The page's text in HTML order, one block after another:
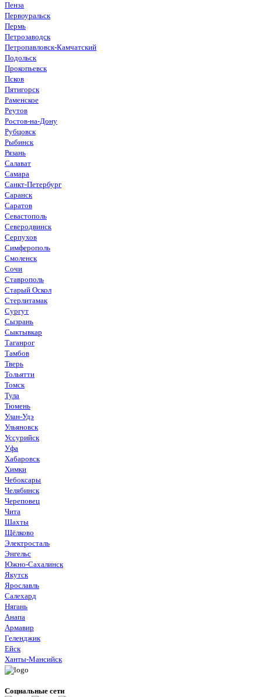
Пенза
Первоуральск
Пермь
Петрозаводск
Петропавловск-Камчатский
Подольск
Прокопьевск
Псков
Пятигорск
Раменское
Реутов
Ростов-на-Дону
Рубцовск
Рыбинск
Рязань
Салават
Самара
Санкт-Петербург
Саранск
Саратов
Севастополь
Северодвинск
Серпухов
Симферополь
Смоленск
Сочи
Ставрополь
Старый Оскол
Стерлитамак
Сургут
Сызрань
Сыктывкар
Таганрог
Тамбов
Тверь
Тольятти
Томск
Тула
Тюмень
Улан-Удэ
Ульяновск
Уссурийск
Уфа
Хабаровск
Химки
Чебоксары
Челябинск
Череповец
Чита
Шахты
Щёлково
Электросталь
Энгельс
Южно-Сахалинск
Якутск
Ярославль
Салехард
Нягань
Анапа
Армавир
Геленджик
Ейск
Ханты-Мансийск
Социальные сети